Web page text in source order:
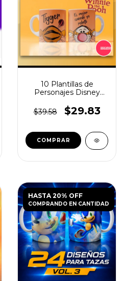
10 Plantillas de
Personajes Disney
$39.58
$29.83
HASTA 20% OFF
COMPRANDO EN CANTIDAD